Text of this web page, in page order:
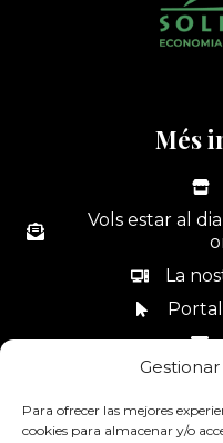
Para ofrecer las mejores
cookies para almacenar y/o
Més
Vols estar al
La